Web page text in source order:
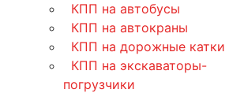
КПП на автобусы
КПП на автокраны
КПП на дорожные катки
КПП на экскаваторы-
погрузчики